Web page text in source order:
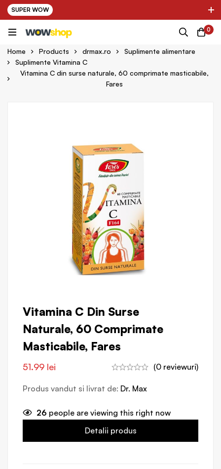
SUPER WOW
✌ Nou! Ultimii parteneri adaugati in platforma:
Farma ✌
0
Home Products drmax.ro
Suplimente alimentare
Suplimente Vitamina C
Vitamina C din surse naturale, 60 comprimate masticabile,
Fares
Vitamina C Din Surse
Naturale, 60 Comprimate
Masticabile, Fares
51.99 lei (0 reviewuri)
Produs vandut si livrat de: Dr. Max
26 people are viewing this right now
Detalii produs